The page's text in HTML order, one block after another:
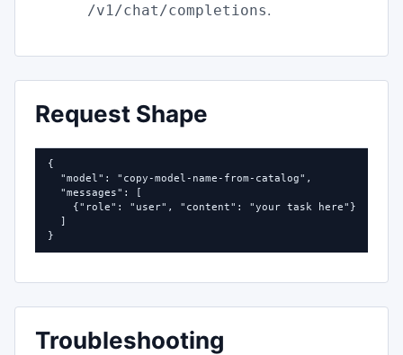
/v1/chat/completions.
Request Shape
{
  "model": "copy-model-name-from-catalog",
  "messages": [
    {"role": "user", "content": "your task here"}
  ]
}
Troubleshooting